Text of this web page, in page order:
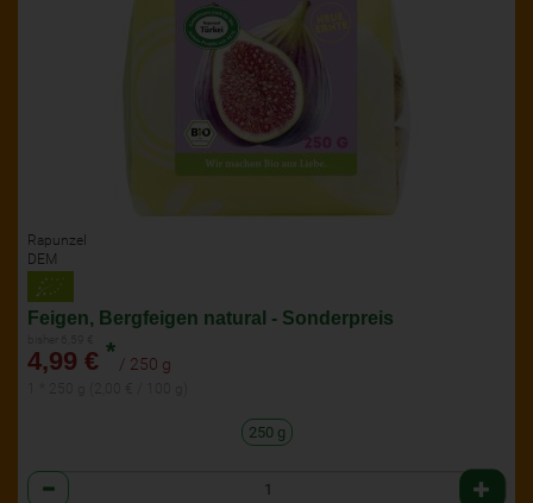
Rapunzel
DEM
Feigen, Bergfeigen natural - Sonderpreis
4,99 € * / 250 g
250 g
Anzahl